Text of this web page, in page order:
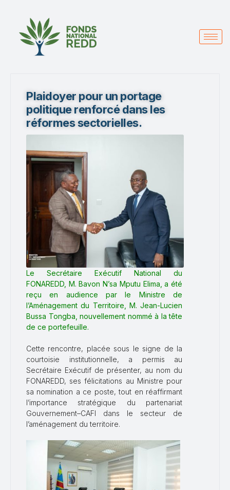
Plaidoyer pour un portage
politique renforcé dans les
réformes sectorielles.
Le Secrétaire Exécutif National du
FONAREDD, M. Bavon N’sa Mputu Elima, a été
reçu en audience par le Ministre de
l’Aménagement du Territoire, M. Jean-Lucien
Bussa Tongba, nouvellement nommé à la tête
de ce portefeuille.
Cette rencontre, placée sous le signe de la
courtoisie institutionnelle, a permis au
Secrétaire Exécutif de présenter, au nom du
FONAREDD, ses félicitations au Ministre pour
sa nomination a ce poste, tout en réaffirmant
l’importance stratégique du partenariat
Gouvernement–CAFI dans le secteur de
l’aménagement du territoire.